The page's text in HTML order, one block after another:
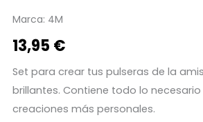
Marca: 4M
13,95 €
Set para crear tus pulseras de la
brillantes. Contiene todo lo
creaciones más personales.